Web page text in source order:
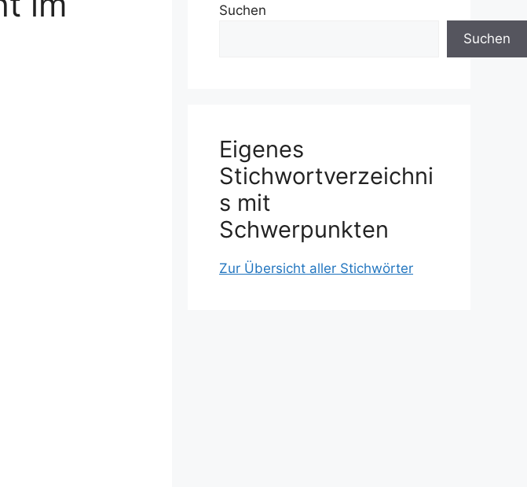
Suchen
Suchen
Eigenes
Stichwortverzeichni
s mit
Schwerpunkten
Zur Übersicht aller Stichwörter